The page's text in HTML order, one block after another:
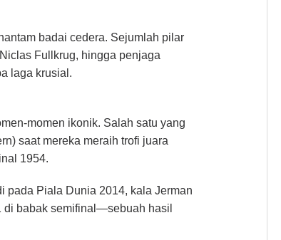
badai cedera. Sejumlah pilar
Fullkrug, hingga penjaga
laga krusial.
momen ikonik. Salah satu yang
saat mereka meraih trofi juara
1954.
pada Piala Dunia 2014, kala Jerman
di babak semifinal—sebuah hasil